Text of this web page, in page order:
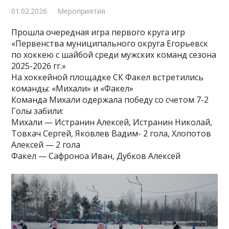
01.02.2026 Мероприятия
Прошла очередная игра первого круга игр
«Первенства муниципального округа Егорьевск
по хоккею с шайбой среди мужских команд сезона
2025-2026 гг.»
На хоккейной площадке СК Факел встретились
команды: «Михали» и «Факел»
Команда Михали одержала победу со счетом 7-2
Голы забили:
Михали — Истранин Алексей, Истранин Николай,
Товкач Сергей, Яковлев Вадим- 2 гола, Хлопотов
Алексей — 2 гола
Факел — Сафроноа Иван, Дубков Алексей